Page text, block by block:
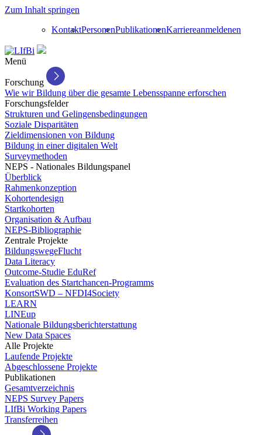
Zum Inhalt springen
KontaktPersonenPublikationenKarriereanmeldenen
Menü
Forschung
Wie wir Bildung über die gesamte Lebensspanne erforschen
Forschungsfelder
Strukturen und Gelingensbedingungen
Soziale Disparitäten
Zieldimensionen von Bildung
Bildung in einer digitalen Welt
Surveymethoden
NEPS - Nationales Bildungspanel
Überblick
Rahmenkonzeption
Kohortendesign
Startkohorten
Organisation & Aufbau
NEPS-Bibliographie
Zentrale Projekte
BildungswegeFlucht
Data Literacy
Outcome-Studie EduRef
Evaluation des Startchancen-Programms
KonsortSWD – NFDI4Society
LEARN
LINEup
Nationale Bildungsberichterstattung
New Data Spaces
Alle Projekte
Laufende Projekte
Abgeschlossene Projekte
Publikationen
Gesamtverzeichnis
NEPS Survey Papers
LIfBi Working Papers
Transferreihen